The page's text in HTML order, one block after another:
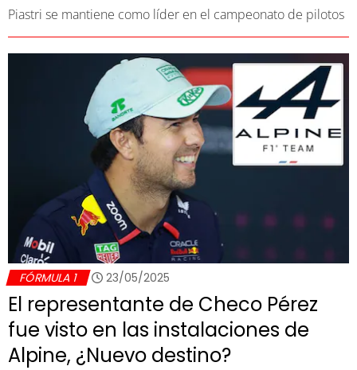
Piastri se mantiene como líder en el campeonato de pilotos
FÓRMULA 1 23/05/2025
El representante de Checo Pérez
fue visto en las instalaciones de
Alpine, ¿Nuevo destino?